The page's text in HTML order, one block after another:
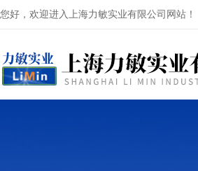
您好，欢迎进入上海力敏实业有限公司网站！